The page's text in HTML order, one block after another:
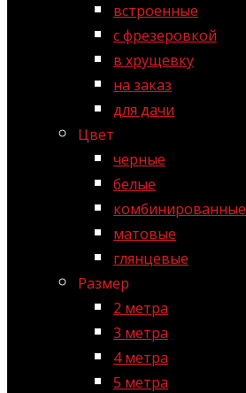
встроенные
с фрезеровкой
в хрущевку
на заказ
для дачи
Цвет
черные
белые
комбинированные
матовые
глянцевые
Размер
2 метра
3 метра
4 метра
5 метра